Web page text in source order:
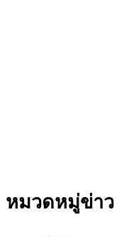
หมวดหมู่ข่าว